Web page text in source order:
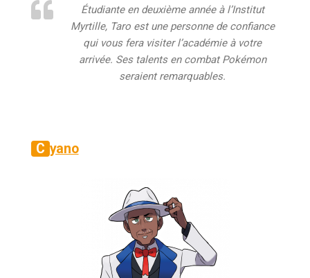
Étudiante en deuxième année à l’Institut
Myrtille, Taro est une personne de confiance
qui vous fera visiter l’académie à votre
arrivée. Ses talents en combat Pokémon
seraient remarquables.
Cyano